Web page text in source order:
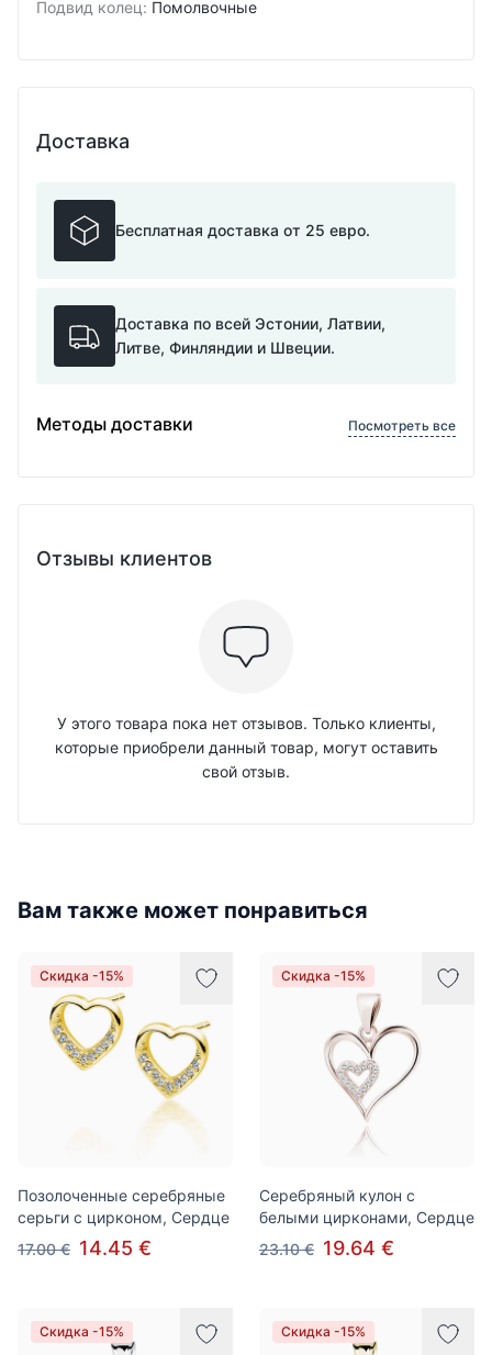
Подвид колец: Помолвочные
Доставка
Бесплатная доставка от 25 евро.
Доставка по всей Эстонии, Латвии,
Литве, Финляндии и Швеции.
Методы доставки Посмотреть все
Отзывы клиентов
У этого товара пока нет отзывов. Только клиенты,
которые приобрели данный товар, могут оставить
свой отзыв.
Вам также может понравиться
Скидка -15%
Позолоченные серебряные
серьги с цирконом, Сердце
17.00 € 14.45 €
Скидка -15%
Серебряный кулон с
белыми цирконами, Сердце
23.10 € 19.64 €
Скидка -15% Скидка -15%